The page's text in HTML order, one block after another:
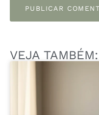
VEJA TAMBÉM: